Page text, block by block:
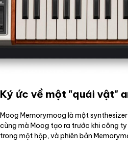
Ký ức về một "quái vật"
Moog Memorymoog là một
cùng mà Moog tạo ra trước khi công
trong một hộp, và phiên bản